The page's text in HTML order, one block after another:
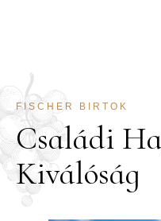
FISCHER BIRTOK
Családi
Kiválóság